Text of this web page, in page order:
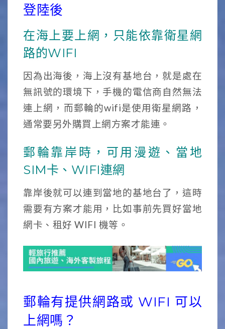
登陸後
在海上要上網，只能依靠衛星網
路的WIFI
因為出海後，海上沒有基地台，就是處在
無訊號的環境下，手機的電信商自然無法
連上網，而郵輪的wifi是使用衛星網路，
通常要另外購買上網方案才能連。
郵輪靠岸時，可用漫遊、當地
SIM卡、WIFI連網
靠岸後就可以連到當地的基地台了，這時
需要有方案才能用，比如事前先買好當地
網卡、租好 WIFI 機等。
郵輪有提供網路或 WIFI 可以
上網嗎？